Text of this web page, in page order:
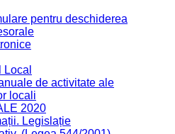
pentru deschiderea
de activitate ale
locali
2020
Legislație